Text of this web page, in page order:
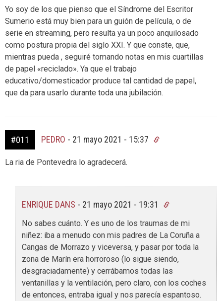
Yo soy de los que pienso que el Síndrome del Escritor
Sumerio está muy bien para un guión de película, o de
serie en streaming, pero resulta ya un poco anquilosado
como postura propia del siglo XXI. Y que conste, que,
mientras pueda , seguiré tomando notas en mis cuartillas
de papel «reciclado». Ya que el trabajo
educativo/domesticador produce tal cantidad de papel,
que da para usarlo durante toda una jubilación.
#011 PEDRO - 21 mayo 2021 - 15:37
La ria de Pontevedra lo agradecerá.
ENRIQUE DANS - 21 mayo 2021 - 19:31
No sabes cuánto. Y es uno de los traumas de mi
niñez: iba a menudo con mis padres de La Coruña a
Cangas de Morrazo y viceversa, y pasar por toda la
zona de Marín era horroroso (lo sigue siendo,
desgraciadamente) y cerrábamos todas las
ventanillas y la ventilación, pero claro, con los coches
de entonces, entraba igual y nos parecía espantoso.